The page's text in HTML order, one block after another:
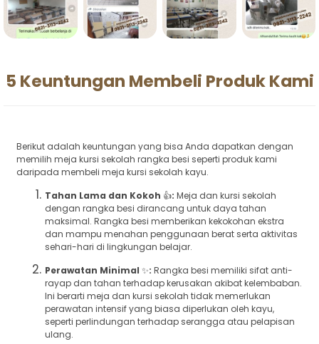
5 Keuntungan Membeli Produk Kami
Berikut adalah keuntungan yang bisa Anda dapatkan dengan
memilih meja kursi sekolah rangka besi seperti produk kami
daripada membeli meja kursi sekolah kayu.
Tahan Lama dan Kokoh 👍: Meja dan kursi sekolah
dengan rangka besi dirancang untuk daya tahan
maksimal. Rangka besi memberikan kekokohan ekstra
dan mampu menahan penggunaan berat serta aktivitas
sehari-hari di lingkungan belajar.
Perawatan Minimal ✨: Rangka besi memiliki sifat anti-
rayap dan tahan terhadap kerusakan akibat kelembaban.
Ini berarti meja dan kursi sekolah tidak memerlukan
perawatan intensif yang biasa diperlukan oleh kayu,
seperti perlindungan terhadap serangga atau pelapisan
ulang.